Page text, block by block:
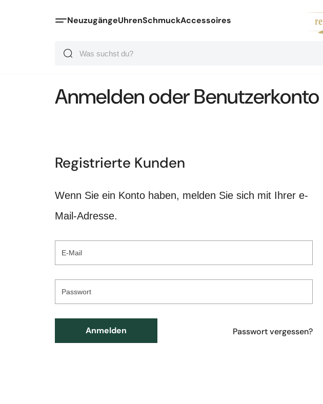
NeuzugängeUhrenSchmuckAccessoires
Suche
Anmelden oder
Registrierte Kunden
Wenn Sie ein Konto haben, melden Sie sich mit Ihrer e-
Mail-Adresse.
E-Mail
Passwort
Anmelden Passwort vergessen?